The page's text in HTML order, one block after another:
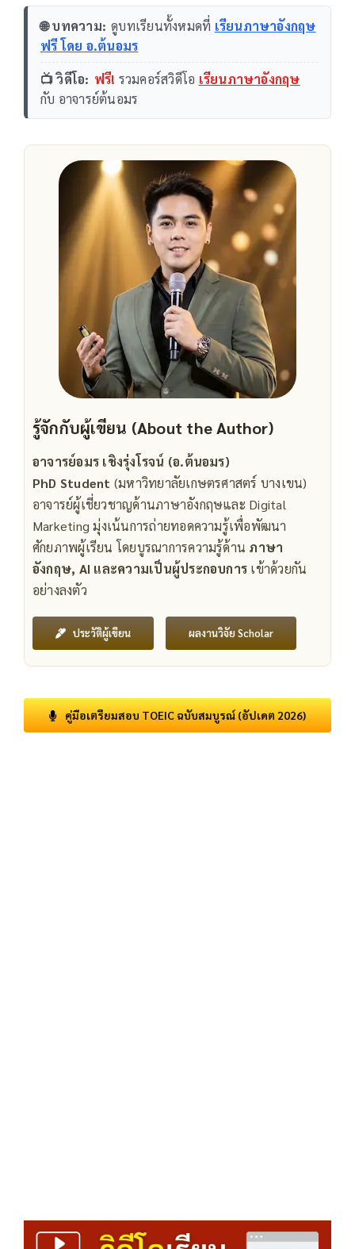
🌐 บทความ: ดูบทเรียนทั้งหมดที่ เรียนภาษาอังกฤษ
ฟรี โดย อ.ต้นอมร
📺 วิดีโอ: ฟรี! รวมคอร์สวิดีโอ เรียนภาษาอังกฤษ
กับ อาจารย์ต้นอมร
รู้จักกับผู้เขียน (About the Author)
อาจารย์อมร เชิงรุ่งโรจน์ (อ.ต้นอมร)
PhD Student (มหาวิทยาลัยเกษตรศาสตร์ บางเขน)
อาจารย์ผู้เชี่ยวชาญด้านภาษาอังกฤษและ Digital
Marketing มุ่งเน้นการถ่ายทอดความรู้เพื่อพัฒนา
ศักยภาพผู้เรียน โดยบูรณาการความรู้ด้าน ภาษา
อังกฤษ, AI และความเป็นผู้ประกอบการ เข้าด้วยกัน
อย่างลงตัว
ประวัติผู้เขียน ผลงานวิจัย Scholar
คู่มือเตรียมสอบ TOEIC ฉบับสมบูรณ์ (อัปเดต 2026)